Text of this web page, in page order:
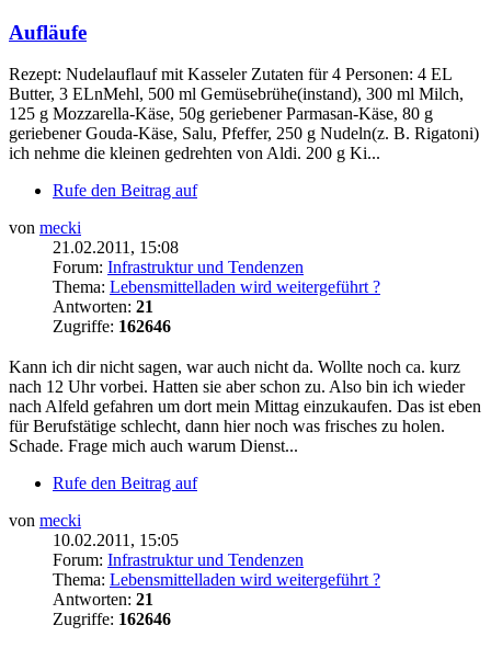
Aufläufe
Rezept: Nudelauflauf mit Kasseler Zutaten für 4 Personen: 4 EL
Butter, 3 ELnMehl, 500 ml Gemüsebrühe(instand), 300 ml Milch,
125 g Mozzarella-Käse, 50g geriebener Parmasan-Käse, 80 g
geriebener Gouda-Käse, Salu, Pfeffer, 250 g Nudeln(z. B. Rigatoni)
ich nehme die kleinen gedrehten von Aldi. 200 g Ki...
Rufe den Beitrag auf
von mecki
21.02.2011, 15:08
Forum: Infrastruktur und Tendenzen
Thema: Lebensmittelladen wird weitergeführt ?
Antworten: 21
Zugriffe: 162646
Kann ich dir nicht sagen, war auch nicht da. Wollte noch ca. kurz
nach 12 Uhr vorbei. Hatten sie aber schon zu. Also bin ich wieder
nach Alfeld gefahren um dort mein Mittag einzukaufen. Das ist eben
für Berufstätige schlecht, dann hier noch was frisches zu holen.
Schade. Frage mich auch warum Dienst...
Rufe den Beitrag auf
von mecki
10.02.2011, 15:05
Forum: Infrastruktur und Tendenzen
Thema: Lebensmittelladen wird weitergeführt ?
Antworten: 21
Zugriffe: 162646